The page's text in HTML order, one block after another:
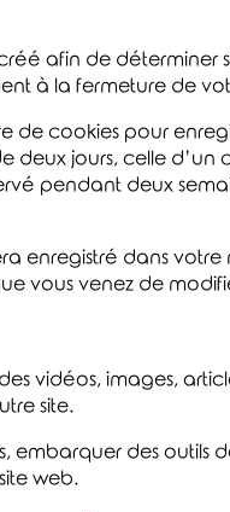
afin de déterminer
à la fermeture de
de cookies pour
jours, celle d’un
pendant deux
enregistré dans
vous venez de
vidéos, images,
site.
des outils
web.